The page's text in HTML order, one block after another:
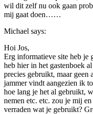
wil dit zelf nu ook gaan
mij gaat doen……
Michael says:
Hoi Jos,
Erg informatieve site heb je
heb hier in het gastenboek
precies gebruikt, maar
jammer vindt aangezien ik
hoe lang je het al gebruikt,
nemen etc. etc. zou je mij
verraden wat je gebruikt?